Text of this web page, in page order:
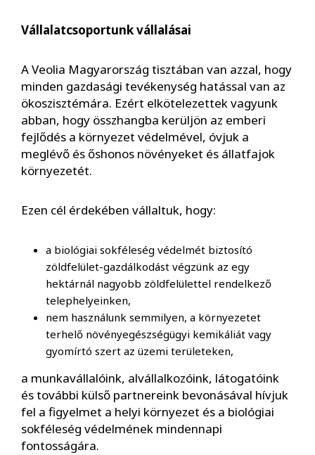
Vállalatcsoportunk vállalásai
A Veolia Magyarország tisztában van azzal, hogy
minden gazdasági tevékenység hatással van az
ökoszisztémára. Ezért elkötelezettek vagyunk
abban, hogy összhangba kerüljön az emberi
fejlődés a környezet védelmével, óvjuk a
meglévő és őshonos növényeket és állatfajok
környezetét.
Ezen cél érdekében vállaltuk, hogy:
a biológiai sokféleség védelmét biztosító
zöldfelület-gazdálkodást végzünk az egy
hektárnál nagyobb zöldfelülettel rendelkező
telephelyeinken,
nem használunk semmilyen, a környezetet
terhelő növényegészségügyi kemikáliát vagy
gyomírtó szert az üzemi területeken,
a munkavállalóink, alvállalkozóink, látogatóink
és további külső partnereink bevonásával hívjuk
fel a figyelmet a helyi környezet és a biológiai
sokféleség védelmének mindennapi
fontosságára.